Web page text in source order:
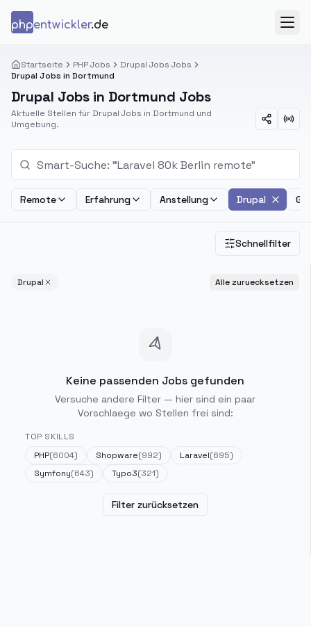
phpentwickler.de
Startseite PHP Jobs
Drupal Jobs Jobs
Drupal Jobs in Dortmund
Drupal Jobs in Dortmund Jobs
Aktuelle Stellen für Drupal Jobs in Dortmund und
Umgebung.
Remote Erfahrung Anstellung Drupal
Schnellfilter
Drupal Alle zuruecksetzen
Keine passenden Jobs gefunden
Versuche andere Filter — hier sind ein paar
Vorschlaege wo Stellen frei sind:
TOP SKILLS
PHP(6004) Shopware(992) Laravel(695)
Symfony(643) Typo3(321)
Filter zurücksetzen